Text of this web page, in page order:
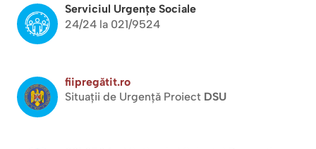
Serviciul Urgențe Sociale
24/24 la 021/9524
fiipregătit.ro
Situații de Urgență Proiect DSU